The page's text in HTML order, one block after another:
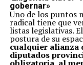
gobernar»
Uno de los puntos
radical tiene que
listas legislativas.
postura de su
cualquier alianza
diputados